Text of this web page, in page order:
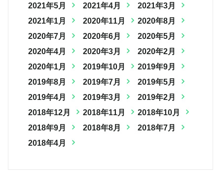
2021年5月 2021年4月
2021年3月
2021年1月
2020年11月
2020年8月
2020年7月
2020年6月
2020年5月
2020年4月
2020年3月
2020年2月
2020年1月
2019年10月
2019年9月
2019年8月
2019年7月
2019年5月
2019年4月
2019年3月
2019年2月
2018年12月
2018年11月
2018年10月
2018年9月
2018年8月
2018年7月
2018年4月